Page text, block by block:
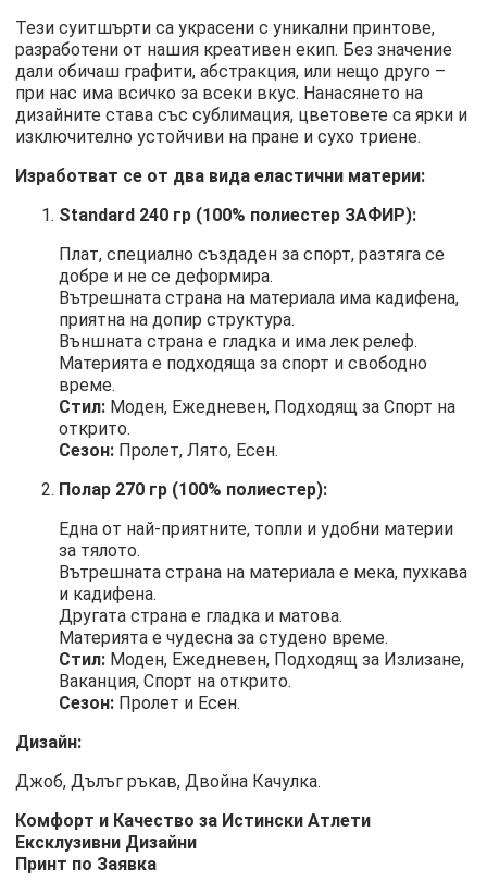
Тези суитшърти са украсени с уникални принтове,
разработени от нашия креативен екип. Без значение
дали обичаш графити, абстракция, или нещо друго –
при нас има всичко за всеки вкус. Нанасянето на
дизайните става със сублимация, цветовете са ярки и
изключително устойчиви на пране и сухо триене.
Изработват се от два вида еластични материи:
Standard 240 гр (100% полиестер ЗАФИР):
Плат, специално създаден за спорт, разтяга се
добре и не се деформира.
Вътрешната страна на материала има кадифена,
приятна на допир структура.
Външната страна е гладка и има лек релеф.
Материята е подходяща за спорт и свободно
време.
Стил: Моден, Ежедневен, Подходящ за Спорт на
открито.
Сезон: Пролет, Лято, Есен.
Полар 270 гр (100% полиестер):
Една от най-приятните, топли и удобни материи
за тялото.
Вътрешната страна на материала е мека, пухкава
и кадифена.
Другата страна е гладка и матова.
Материята е чудесна за студено време.
Стил: Моден, Ежедневен, Подходящ за Излизане,
Ваканция, Спорт на открито.
Сезон: Пролет и Есен.
Дизайн:
Джоб, Дълъг ръкав, Двойна Качулка.
Комфорт и Качество за Истински Атлети
Ексклузивни Дизайни
Принт по Заявка